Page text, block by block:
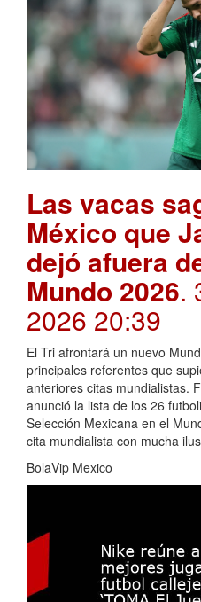
Las vacas
México que
dejó afuera
Mundo 2026.
2026 20:39
El Tri afrontará un nuevo
principales referentes que
anteriores citas mundialistas.
anunció la lista de los 26
Selección Mexicana en el
cita mundialista con mucha
BolaVip Mexico